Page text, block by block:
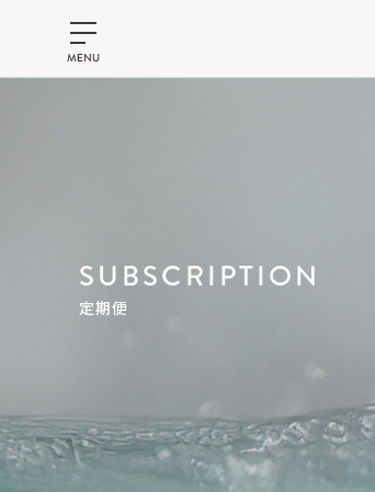
SUBSCRIPTION
定期便